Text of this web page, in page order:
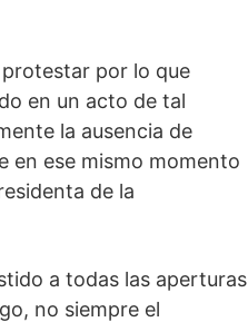
por lo que
en un acto de tal
la ausencia de
en ese mismo momento
de la
a todas las aperturas
no siempre el